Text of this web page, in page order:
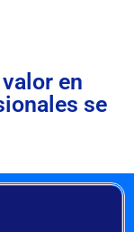
en
se